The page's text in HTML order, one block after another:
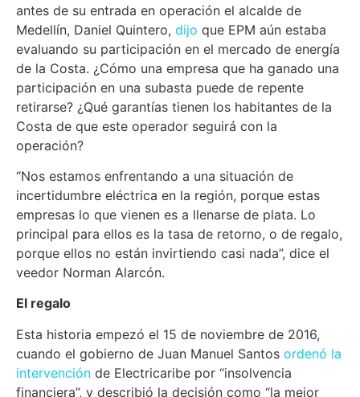
antes de su entrada en operación el alcalde de
Medellín, Daniel Quintero, dijo que EPM aún estaba
evaluando su participación en el mercado de energía
de la Costa. ¿Cómo una empresa que ha ganado una
participación en una subasta puede de repente
retirarse? ¿Qué garantías tienen los habitantes de la
Costa de que este operador seguirá con la
operación?
“Nos estamos enfrentando a una situación de
incertidumbre eléctrica en la región, porque estas
empresas lo que vienen es a llenarse de plata. Lo
principal para ellos es la tasa de retorno, o de regalo,
porque ellos no están invirtiendo casi nada”, dice el
veedor Norman Alarcón.
El regalo
Esta historia empezó el 15 de noviembre de 2016,
cuando el gobierno de Juan Manuel Santos ordenó la
intervención de Electricaribe por “insolvencia
financiera”, y describió la decisión como “la mejor